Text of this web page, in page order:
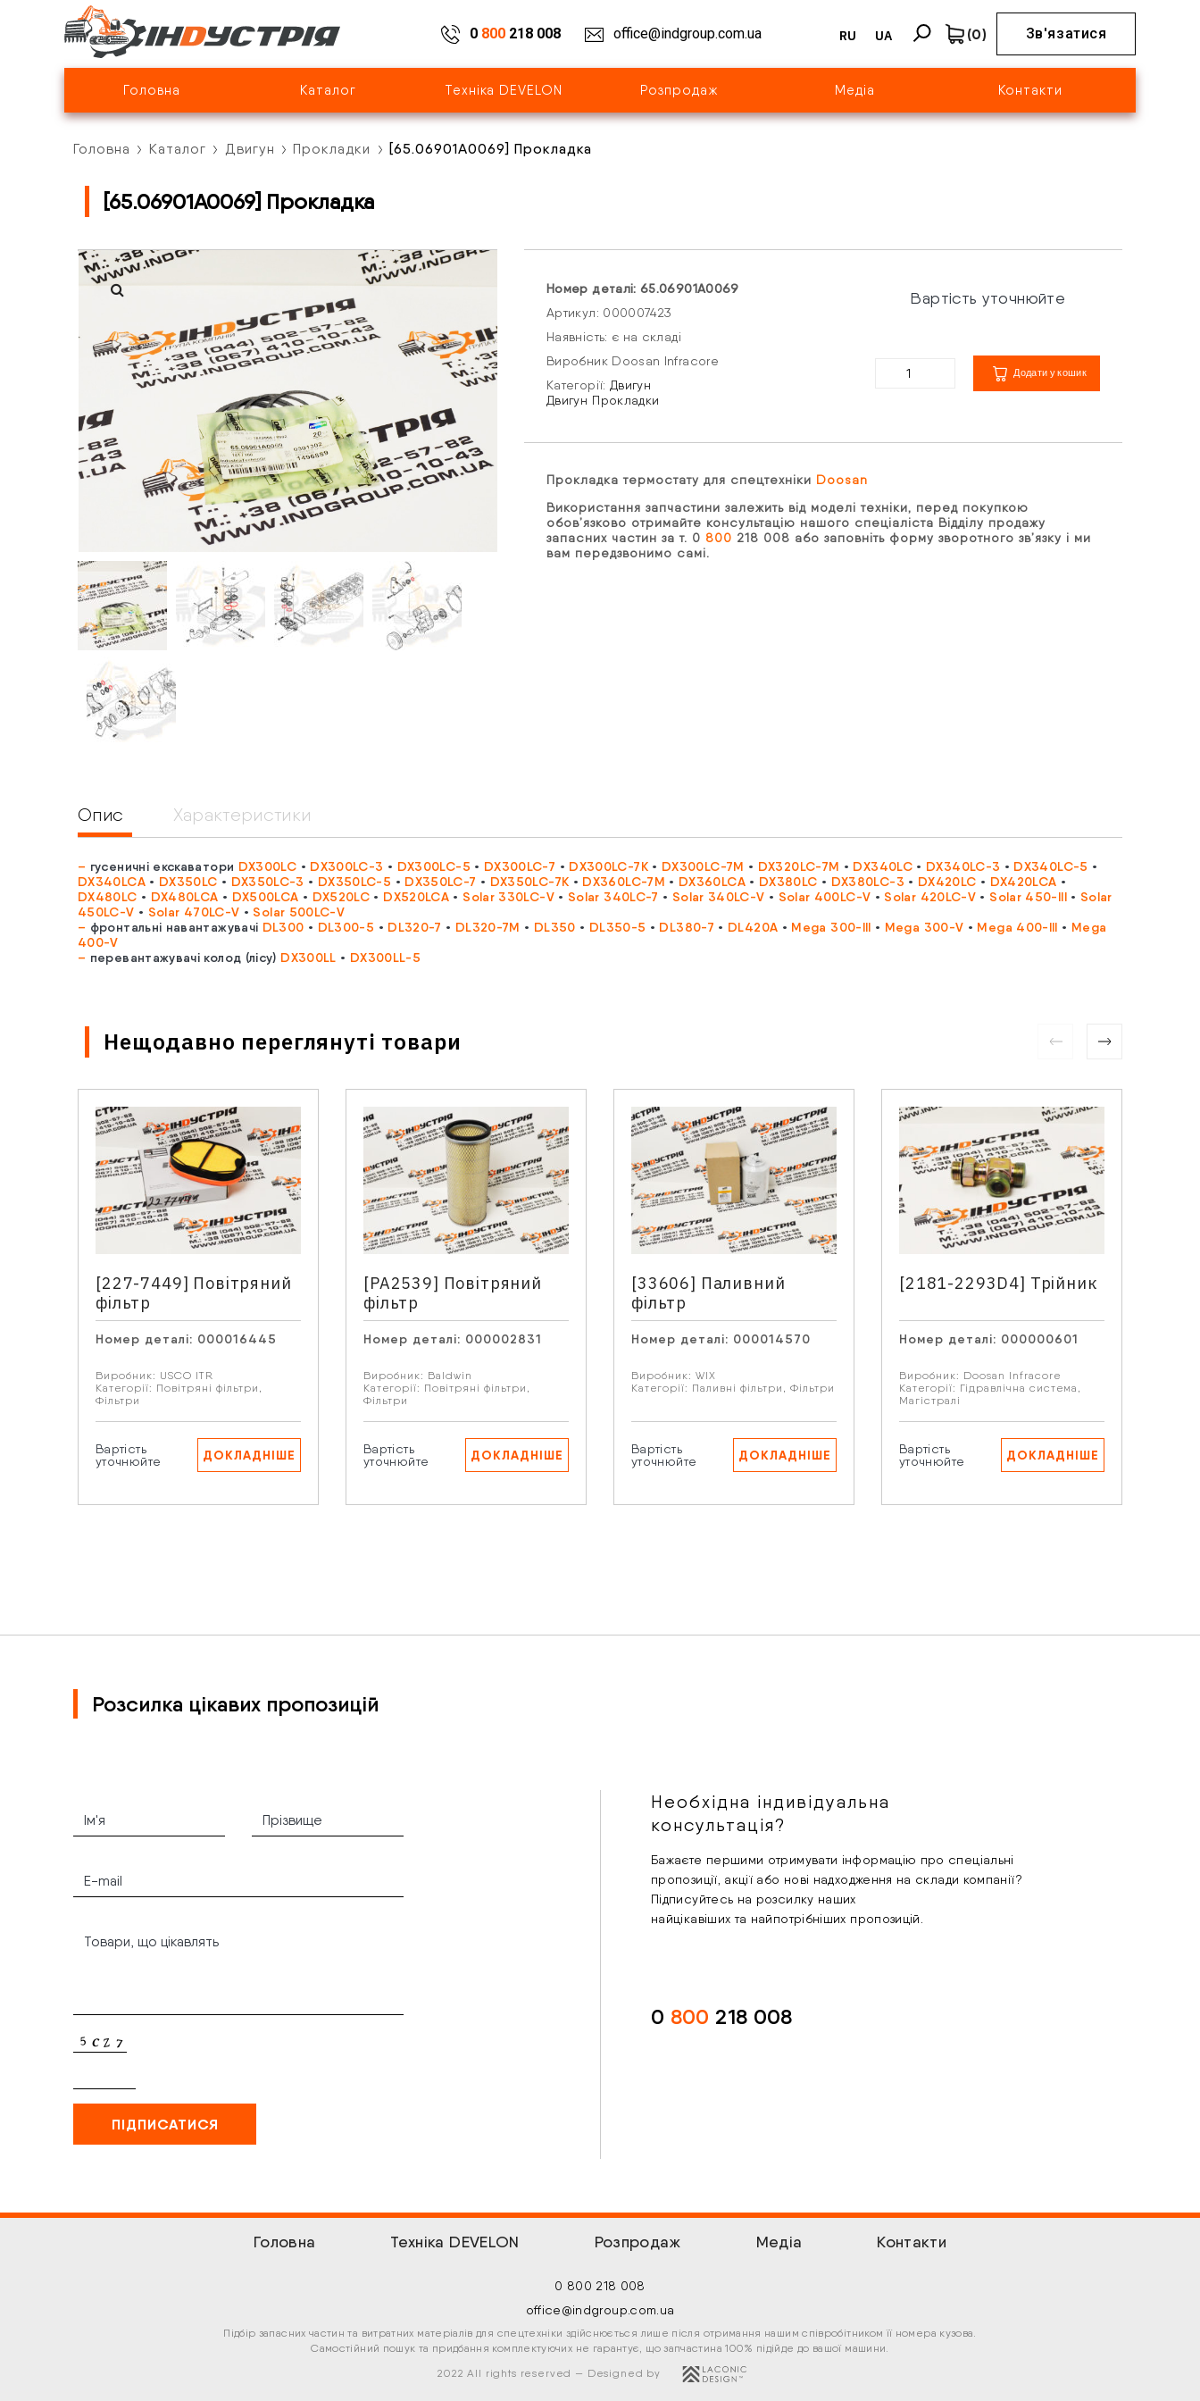
0 800218 008 office@indgroup.com.ua RU UA (0) Зв'язатися
Головна Каталог Техніка DEVELON Розпродаж Медіа Контакти
Головна Каталог Двигун Прокладки [65.06901A0069] Прокладка
[65.06901A0069] Прокладка
Номер деталі: 65.06901A0069
Артикул: 000007423
Наявність: є на складі
Виробник Doosan Infracore
Категорії: Двигун
Двигун Прокладки
Вартість уточнюйте
Додати у кошик
Прокладка термостату для спецтехніки Doosan
Використання запчастини залежить від моделі техніки, перед покупкою
обов’язково отримайте консультацію нашого спеціаліста Відділу продажу
запасних частин за т. 0 800 218 008 або заповніть форму зворотного зв’язку і ми
вам передзвонимо самі.
Опис Характеристики
– гусеничні екскаватори DX300LC • DX300LC-3 • DX300LC-5 • DX300LC-7 • DX300LC-7K • DX300LC-7M • DX320LC-7M • DX340LC• DX340LC-3 • DX340LC-5 •
DX340LCA• DX350LC • DX350LC-3 • DX350LC-5 • DX350LC-7 • DX350LC-7K • DX360LC-7M • DX360LCA• DX380LC • DX380LC-3 • DX420LC • DX420LCA •
DX480LC • DX480LCA • DX500LCA • DX520LC • DX520LCA • Solar 330LC-V • Solar 340LC-7 • Solar 340LC-V • Solar 400LC-V • Solar 420LC-V • Solar 450-III • Solar
450LC-V • Solar 470LC-V • Solar 500LC-V
– фронтальні навантажувачі DL300 • DL300-5 • DL320-7 • DL320-7M • DL350 • DL350-5 • DL380-7 • DL420A • Mega 300-III • Mega 300-V • Mega 400-III • Mega
400-V
– перевантажувачі колод (лісу) DX300LL • DX300LL-5
Нещодавно переглянуті товари
[227-7449] Повітряний
фільтр
Номер деталі: 000016445
Виробник: USCO ITR
Категорії: Повітряні фільтри ,
Фільтри
Вартість
уточнюйте
ДОКЛАДНІШЕ
[PA2539] Повітряний
фільтр
Номер деталі: 000002831
Виробник: Baldwin
Категорії: Повітряні фільтри ,
Фільтри
Вартість
уточнюйте
ДОКЛАДНІШЕ
[33606] Паливний
фільтр
Номер деталі: 000014570
Виробник: WIX
Категорії: Паливні фільтри , Фільтри
Вартість
уточнюйте
ДОКЛАДНІШЕ
[2181-2293D4] Трійник
Номер деталі: 000000601
Виробник: Doosan Infracore
Категорії: Гідравлічна система ,
Магістралі
Вартість
уточнюйте
ДОКЛАДНІШЕ
Розсилка цікавих пропозицій
Необхідна індивідуальна
консультація?
Бажаєте першими отримувати інформацію про спеціальні
пропозиції, акції або нові надходження на склади компанії?
Підписуйтесь на розсилку наших
найцікавіших та найпотрібніших пропозицій.
0 800 218 008
Головна Техніка DEVELON Розпродаж Медіа Контакти
0 800 218 008
office@indgroup.com.ua
Підбір запасних частин та витратних матеріалів для спецтехніки здійснюється лише після отримання нашим співробітником її номера кузова.
Самостійний пошук та придбання комплектуючих не гарантує, що запчастина 100% підійде до вашої машини.
2022 All rights reserved — Designed by
Ім'я* Телефон*
Email
Ваше запитання
Натискаючи кнопку “Надіслати” Ви даєте згоду на обробку Ваших
персональних даних.